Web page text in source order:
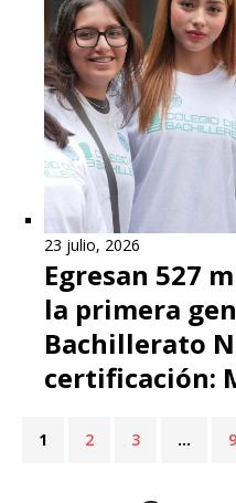
23 julio, 2026
Egresan 527
la primera
Bachillerato
certificación:
1 2 3 … 9